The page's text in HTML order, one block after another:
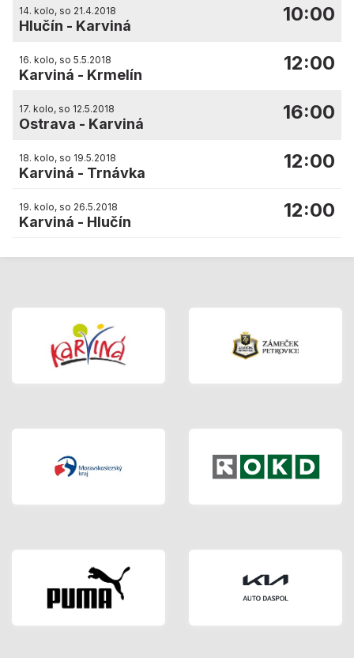
14. kolo, so 21.4.2018
Hlučín - Karviná
10:00
16. kolo, so 5.5.2018
Karviná - Krmelín
12:00
17. kolo, so 12.5.2018
Ostrava - Karviná
16:00
18. kolo, so 19.5.2018
Karviná - Trnávka
12:00
19. kolo, so 26.5.2018
Karviná - Hlučín
12:00